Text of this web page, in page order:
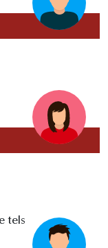
tels